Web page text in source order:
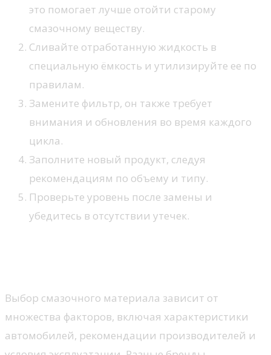
это помогает лучше отойти старому
смазочному веществу.
Сливайте отработанную жидкость в
специальную ёмкость и утилизируйте ее по
правилам.
Замените фильтр, он также требует
внимания и обновления во время каждого
цикла.
Заполните новый продукт, следуя
рекомендациям по объему и типу.
Проверьте уровень после замены и
убедитесь в отсутствии утечек.
Выбор смазочного материала зависит от
множества факторов, включая характеристики
автомобилей, рекомендации производителей и